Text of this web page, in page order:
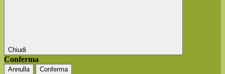
Chiudi
Conferma
Annulla Conferma